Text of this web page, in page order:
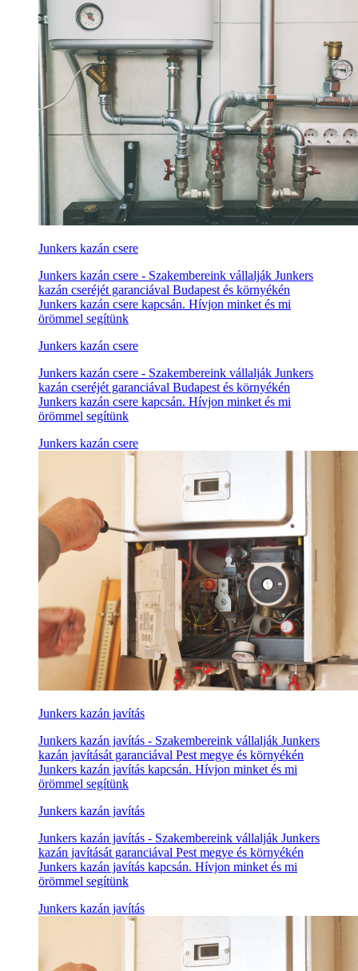
Junkers kazán csere
Junkers kazán csere - Szakembereink vállalják Junkers
kazán cseréjét garanciával Budapest és környékén
Junkers kazán csere kapcsán. Hívjon minket és mi
örömmel segítünk
Junkers kazán csere
Junkers kazán csere - Szakembereink vállalják Junkers
kazán cseréjét garanciával Budapest és környékén
Junkers kazán csere kapcsán. Hívjon minket és mi
örömmel segítünk
Junkers kazán csere
Junkers kazán javítás
Junkers kazán javítás - Szakembereink vállalják Junkers
kazán javítását garanciával Pest megye és környékén
Junkers kazán javítás kapcsán. Hívjon minket és mi
örömmel segítünk
Junkers kazán javítás
Junkers kazán javítás - Szakembereink vállalják Junkers
kazán javítását garanciával Pest megye és környékén
Junkers kazán javítás kapcsán. Hívjon minket és mi
örömmel segítünk
Junkers kazán javítás